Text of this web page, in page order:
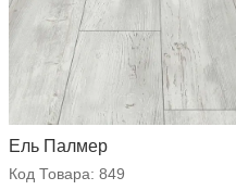
Ель Палмер
Код Товара: 849